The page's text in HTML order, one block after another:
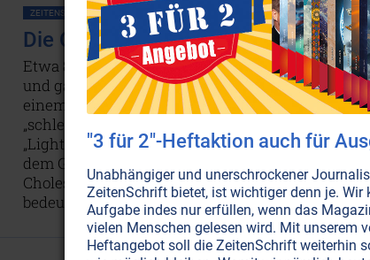
ZEITENSCHRIFT NR. 76, S.56 ERNÄHRUNG GESUNDHEIT HERZINFARKT
Die Cholesterin-Lüge
Etwa 80 Prozent der Bevölkerung gelten laut
und gängiger Lehrmeinung als gefährdet, da sie
einem zu hohen Cholesterinspiegel leiden. Man
„schlechte“ Cholesterin mit Medikamenten und
„Light“-Kost. Doch das dient nicht der Gesundheit,
dem Geldsäckel mächtiger Interessengruppen –
Cholesterin überlebenswichtig ist und
bedeuten haben.Weiterlesen...
"3 für 2"-Heftaktion auch für
Unabhängiger und unerschrockener
ZeitenSchrift bietet, ist wichtiger denn je. Wir
Aufgabe indes nur erfüllen, wenn das
vielen Menschen gelesen wird. Mit unserem
Heftangebot soll die ZeitenSchrift weiterhin